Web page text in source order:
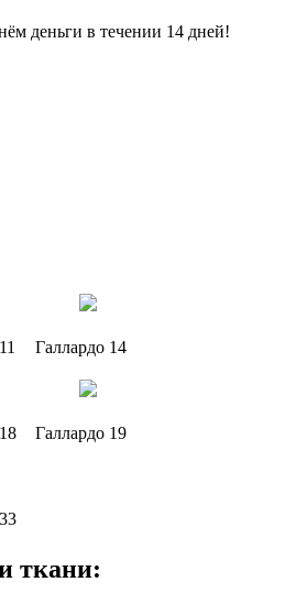
деньги в течении 14 дней!
Галлардо 14
Галлардо 19
ткани: